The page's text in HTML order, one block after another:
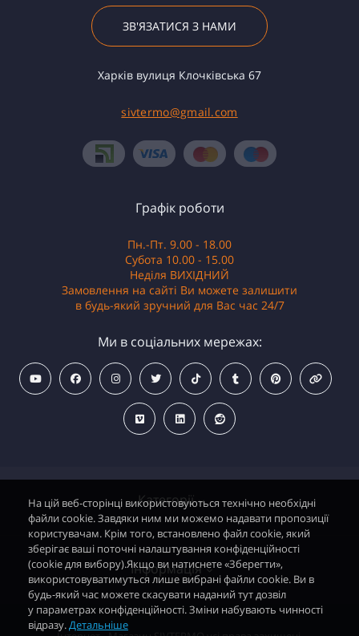
ЗВ'ЯЗАТИСЯ З НАМИ
Харків вулиця Клочківська 67
sivtermo@gmail.com
Категорії
Водонагрівачі електричні
Димохідні газові колонки
Димохідні газові котли і АОГВ
Інформація
Графік роботи
Пн.-Пт. 9.00 - 18.00
Субота 10.00 - 15.00
Неділя ВИХІДНИЙ
Замовлення на сайті Ви можете залишити
в будь-який зручний для Вас час 24/7
Ми в соціальних мережах:
На цій веб-сторінці використовуються технічно необхідні
файли cookie. Завдяки ним ми можемо надавати пропозиції
користувачам. Крім того, встановлено файл cookie, який
зберігає ваші поточні налаштування конфіденційності
(cookie для вибору).Якщо ви натиснете «Зберегти»,
використовуватимуться лише вибрані файли cookie. Ви в
будь-який час можете скасувати наданий тут дозвіл
у параметрах конфіденційності. Зміни набувають чинності
відразу.Детальніше